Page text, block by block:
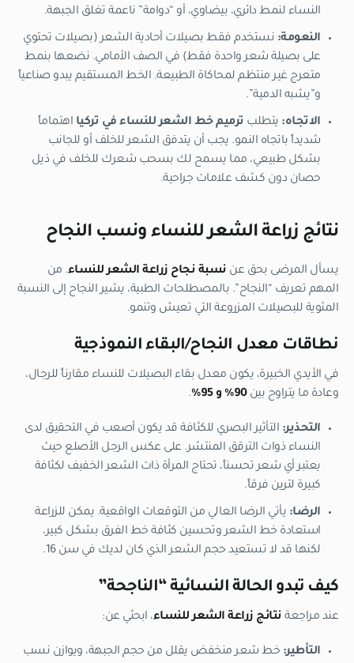
النساء لنمط دائري، بيضاوي، أو “دوامة” ناعمة تغلق الجبهة.
النعومة: نستخدم فقط بصيلات أحادية الشعر (بصيلات تحتوي
على بصيلة شعر واحدة فقط) في الصف الأمامي. نضعها بنمط
متعرج غير منتظم لمحاكاة الطبيعة. الخط المستقيم يبدو صناعياً
و”يشبه الدمية”.
الاتجاه: يتطلب ترميم خط الشعر للنساء في تركيا اهتماماً
شديداً باتجاه النمو. يجب أن يتدفق الشعر للخلف أو للجانب
بشكل طبيعي، مما يسمح لك بسحب شعرك للخلف في ذيل
حصان دون كشف علامات جراحية.
نتائج زراعة الشعر للنساء ونسب النجاح
يسأل المرضى بحق عن نسبة نجاح زراعة الشعر للنساء. من
المهم تعريف “النجاح”. بالمصطلحات الطبية، يشير النجاح إلى النسبة
المئوية للبصيلات المزروعة التي تعيش وتنمو.
نطاقات معدل النجاح/البقاء النموذجية
في الأيدي الخبيرة، يكون معدل بقاء البصيلات للنساء مقارناً للرجال،
وعادة ما يتراوح بين90% و 95% .
التحذير: التأثير البصري للكثافة قد يكون أصعب في التحقيق لدى
النساء ذوات الترقق المنتشر. على عكس الرجل الأصلع حيث
يعتبر أي شعر تحسناً، تحتاج المرأة ذات الشعر الخفيف لكثافة
كبيرة لترين فرقاً.
الرضا: يأتي الرضا العالي من التوقعات الواقعية. يمكن للزراعة
استعادة خط الشعر وتحسين كثافة خط الفرق بشكل كبير،
لكنها قد لا تستعيد حجم الشعر الذي كان لديك في سن 16.
كيف تبدو الحالة النسائية “الناجحة”
عند مراجعة نتائج زراعة الشعر للنساء، ابحثي عن:
التأطير: خط شعر منخفض يقلل من حجم الجبهة، ويوازن نسب